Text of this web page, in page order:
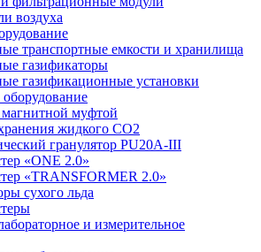
воздуха
транспортные емкости и хранилища
газификаторы
газификационные установки
муфтой
жидкого CO2
гранулятор PU20A-III
«ONE 2.0»
«TRANSFORMER 2.0»
сухого льда
и измерительное